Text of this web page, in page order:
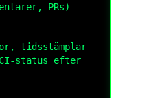
PRs)
tidsstämplar
status efter